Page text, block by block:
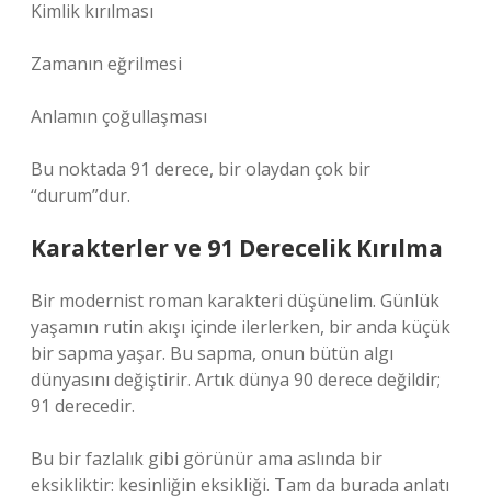
Kimlik kırılması
Zamanın eğrilmesi
Anlamın çoğullaşması
Bu noktada 91 derece, bir olaydan çok bir
“durum”dur.
Karakterler ve 91 Derecelik Kırılma
Bir modernist roman karakteri düşünelim. Günlük
yaşamın rutin akışı içinde ilerlerken, bir anda küçük
bir sapma yaşar. Bu sapma, onun bütün algı
dünyasını değiştirir. Artık dünya 90 derece değildir;
91 derecedir.
Bu bir fazlalık gibi görünür ama aslında bir
eksikliktir: kesinliğin eksikliği. Tam da burada anlatı